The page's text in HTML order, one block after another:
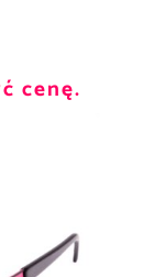
cenę.